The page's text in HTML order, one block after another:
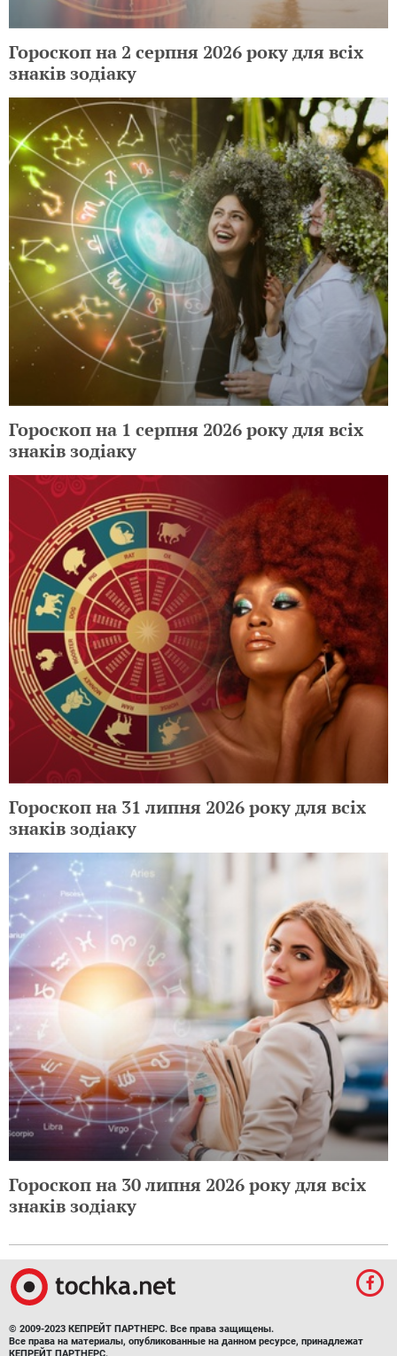
Гороскоп на 2 серпня 2026 року для всіх
знаків зодіаку
Гороскоп на 1 серпня 2026 року для всіх
знаків зодіаку
Гороскоп на 31 липня 2026 року для всіх
знаків зодіаку
Гороскоп на 30 липня 2026 року для всіх
знаків зодіаку
© 2009-2023 КЕПРЕЙТ ПАРТНЕРС. Все права защищены.
Все права на материалы, опубликованные на данном ресурсе, принадлежат
КЕПРЕЙТ ПАРТНЕРС.